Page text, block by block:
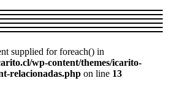
supplied for foreach() in
wp-content/themes/icarito-
relacionadas.php on line 13